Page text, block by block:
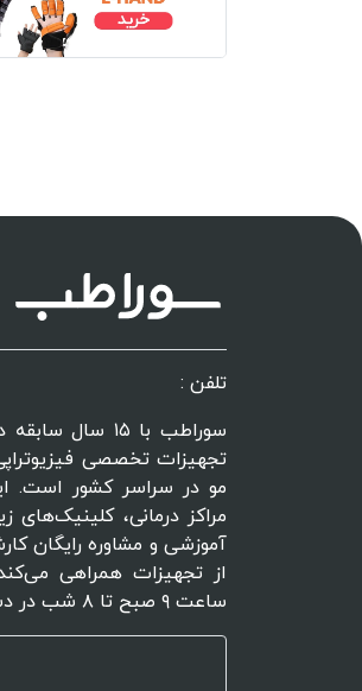
تلفن :
سوراطب با ۱۵
تجهیزات تخصصی
مو در سراسر کشور است.
مراکز درمانی، کلینیک‌های
آموزشی و مشاوره رایگان
از تجهیزات همراهی
ساعت ۹ صبح تا ۸ شب در دسترس است.